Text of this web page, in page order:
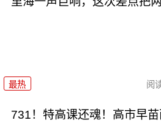
最热 阅
731！特高课还魂！高市早